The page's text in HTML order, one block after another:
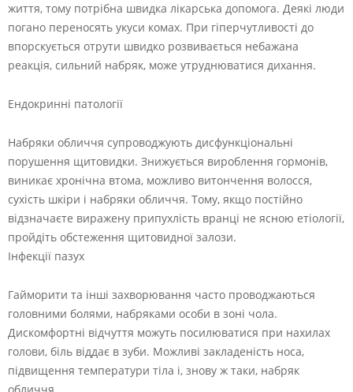
життя, тому потрібна швидка лікарська допомога. Деякі люди
погано переносять укуси комах. При гіперчутливості до
впорскується отрути швидко розвивається небажана
реакція, сильний набряк, може утруднюватися дихання.
Ендокринні патології
Набряки обличчя супроводжують дисфункціональні
порушення щитовидки. Знижується вироблення гормонів,
виникає хронічна втома, можливо витончення волосся,
сухість шкіри і набряки обличчя. Тому, якщо постійно
відзначаєте виражену припухлість вранці не ясною етіології,
пройдіть обстеження щитовидної залози.
Інфекції пазух
Гайморити та інші захворювання часто проводжаються
головними болями, набряками особи в зоні чола.
Дискомфортні відчуття можуть посилюватися при нахилах
голови, біль віддає в зуби. Можливі закладеність носа,
підвищення температури тіла і, знову ж таки, набряк